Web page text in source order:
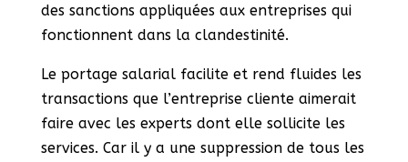
des sanctions appliquées aux entreprises qui
fonctionnent dans la clandestinité.
Le portage salarial facilite et rend fluides les
transactions que l’entreprise cliente aimerait
faire avec les experts dont elle sollicite les
services. Car il y a une suppression de tous les